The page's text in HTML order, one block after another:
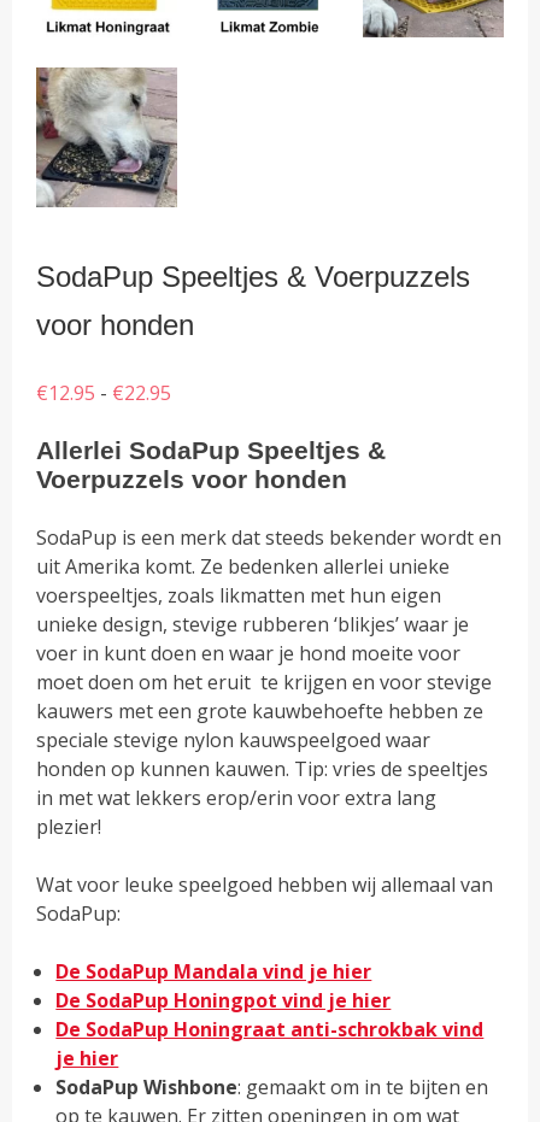
SodaPup Speeltjes & Voerpuzzels
voor honden
€12.95 - €22.95
tot
€22.95
Allerlei SodaPup Speeltjes &
Voerpuzzels voor honden
SodaPup is een merk dat steeds bekender wordt en
uit Amerika komt. Ze bedenken allerlei unieke
voerspeeltjes, zoals likmatten met hun eigen
unieke design, stevige rubberen ‘blikjes’ waar je
voer in kunt doen en waar je hond moeite voor
moet doen om het eruit te krijgen en voor stevige
kauwers met een grote kauwbehoefte hebben ze
speciale stevige nylon kauwspeelgoed waar
honden op kunnen kauwen. Tip: vries de speeltjes
in met wat lekkers erop/erin voor extra lang
plezier!
Wat voor leuke speelgoed hebben wij allemaal van
SodaPup:
De SodaPup Mandala vind je hier
De SodaPup Honingpot vind je hier
De SodaPup Honingraat anti-schrokbak vind
je hier
SodaPup Wishbone: gemaakt om in te bijten en
op te kauwen. Er zitten openingen in om wat